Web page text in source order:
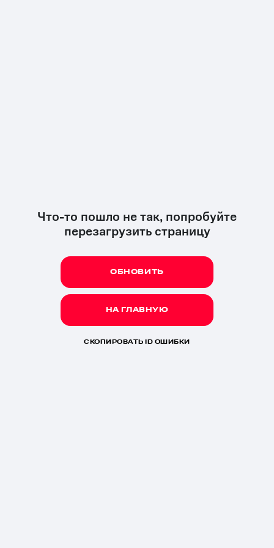
Что-то пошло не так, попробуйте
перезагрузить страницу
ОБНОВИТЬ
НА ГЛАВНУЮ
СКОПИРОВАТЬ ID ОШИБКИ